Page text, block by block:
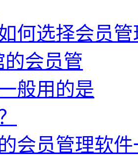
何选择会员
会员管理软